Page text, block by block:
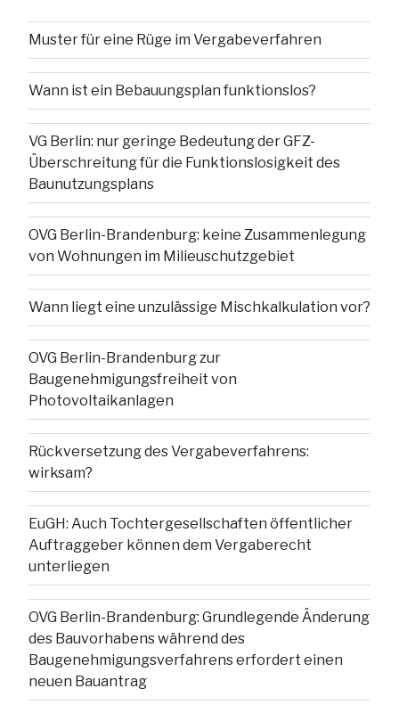
Muster für eine Rüge im Vergabeverfahren
Wann ist ein Bebauungsplan funktionslos?
VG Berlin: nur geringe Bedeutung der GFZ-
Überschreitung für die Funktionslosigkeit des
Baunutzungsplans
OVG Berlin-Brandenburg: keine Zusammenlegung
von Wohnungen im Milieuschutzgebiet
Wann liegt eine unzulässige Mischkalkulation vor?
OVG Berlin-Brandenburg zur
Baugenehmigungsfreiheit von
Photovoltaikanlagen
Rückversetzung des Vergabeverfahrens:
wirksam?
EuGH: Auch Tochtergesellschaften öffentlicher
Auftraggeber können dem Vergaberecht
unterliegen
OVG Berlin-Brandenburg: Grundlegende Änderung
des Bauvorhabens während des
Baugenehmigungsverfahrens erfordert einen
neuen Bauantrag